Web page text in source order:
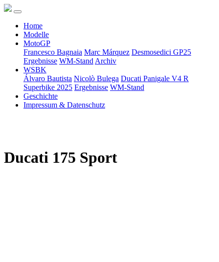
Home
Modelle
MotoGP
Francesco Bagnaia Marc Márquez Desmosedici GP25
Ergebnisse WM-Stand Archiv
WSBK
Álvaro Bautista Nicolò Bulega Ducati Panigale V4 R
Superbike 2025 Ergebnisse WM-Stand
Geschichte
Impressum & Datenschutz
Ducati 175 Sport